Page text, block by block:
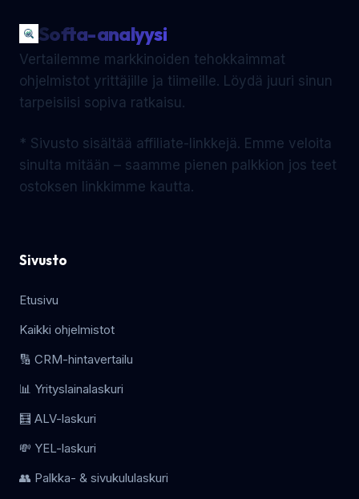
Softa-analyysi
Vertailemme markkinoiden tehokkaimmat
ohjelmistot yrittäjille ja tiimeille. Löydä juuri sinun
tarpeisiisi sopiva ratkaisu.
* Sivusto sisältää affiliate-linkkejä. Emme veloita
sinulta mitään – saamme pienen palkkion jos teet
ostoksen linkkimme kautta.
Sivusto
Etusivu
Kaikki ohjelmistot
🔢 CRM-hintavertailu
📊 Yrityslainalaskuri
🧮 ALV-laskuri
💸 YEL-laskuri
👥 Palkka- & sivukululaskuri